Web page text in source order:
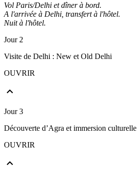
Vol Paris/Delhi et dîner à bord.
A l'arrivée à Delhi, transfert à l'hôtel.
Nuit à l'hôtel.
Jour 2
Visite de Delhi : New et Old Delhi
OUVRIR
Jour 3
Découverte d’Agra et immersion culturelle
OUVRIR